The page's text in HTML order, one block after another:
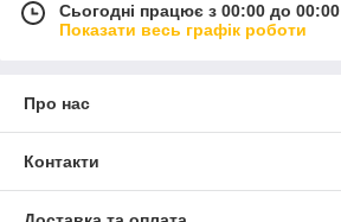
Сьогодні працює з 00:00 до 00:00
Показати весь графік роботи
Про нас
Контакти